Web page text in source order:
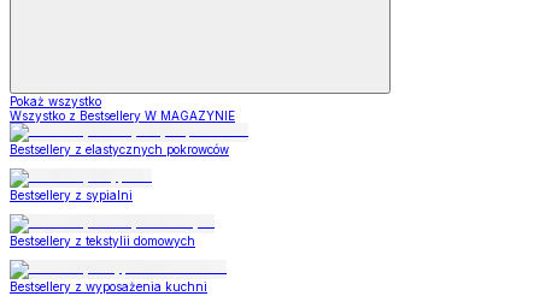
Pokaż wszystko
Wszystko z Bestsellery W MAGAZYNIE
Bestsellery z elastycznych pokrowców
Bestsellery z sypialni
Bestsellery z tekstylii domowych
Bestsellery z wyposażenia kuchni